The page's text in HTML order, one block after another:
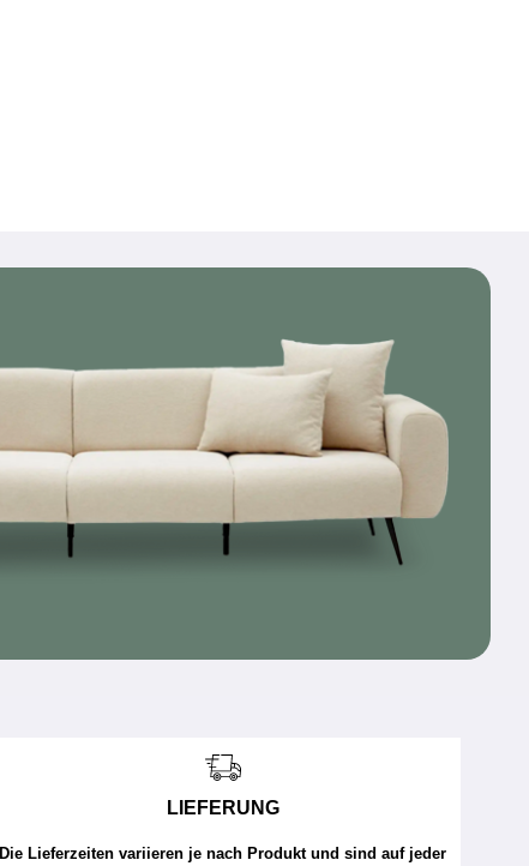
LIEFERUNG
Die Lieferzeiten variieren je nach Produkt und sind auf jeder